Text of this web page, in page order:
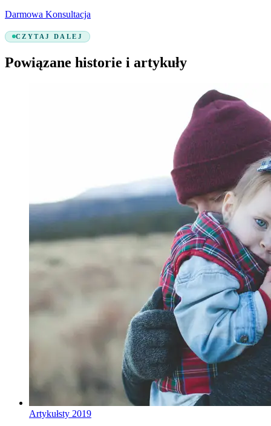
Darmowa Konsultacja
CZYTAJ DALEJ
Powiązane historie i artykuły
Artykułsty 2019